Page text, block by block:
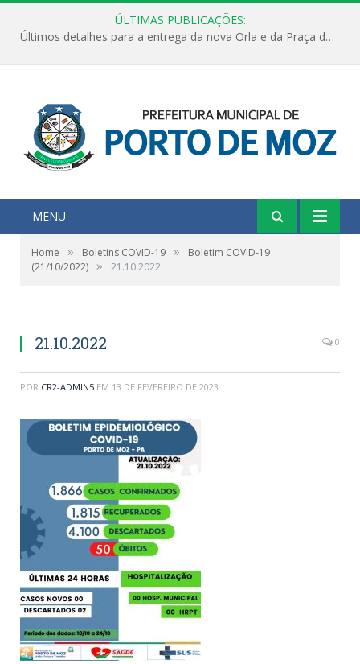
ÚLTIMAS PUBLICAÇÕES:
Últimos detalhes para a entrega da nova Orla e da Praça do Praião
MENU
Home » Boletins COVID-19 »
Boletim COVID-19
(21/10/2022) » 21.10.2022
21.10.2022 0
POR CR2-ADMIN5 EM 13 DE FEVEREIRO DE 2023